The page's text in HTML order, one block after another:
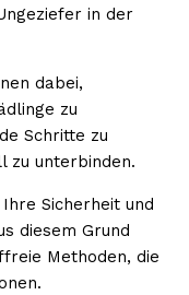
in der
dabei,
zu
Schritte zu
zu unterbinden.
Ihre Sicherheit und
diesem Grund
Methoden, die